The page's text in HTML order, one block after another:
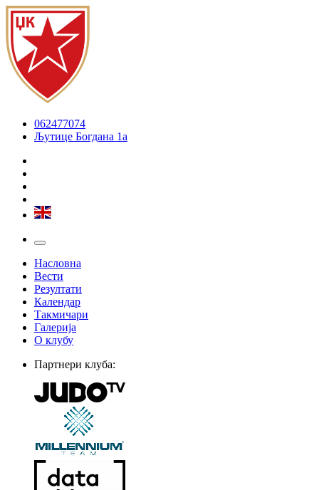
062477074
Љутице Богдана 1а
Насловна
Вести
Резултати
Календар
Такмичари
Галерија
О клубу
Партнери клуба: